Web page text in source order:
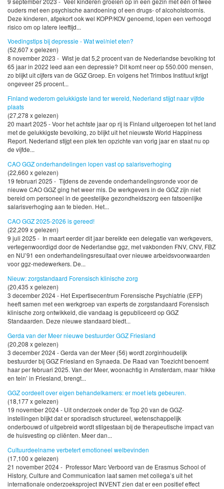
ouders met een psychische aandoening of een drugs- of alcoholstoornis.
Deze kinderen, afgekort ook wel KOPP/KOV genoemd, lopen een verhoogd
risico om op latere leeftijd...
Voedingstips bij depressie - Wat wel/niet eten?
(52,607 x gelezen)
8 november 2023 - Wist je dat 5,2 procent van de Nederlandse bevolking tot
65 jaar in 2022 leed aan een depressie? Dit komt neer op 550.000 mensen,
zo blijkt uit cijfers van de GGZ Groep. En volgens het Trimbos Instituut krijgt
ongeveer 25 procent...
Finland wederom gelukkigste land ter wereld, Nederland stijgt naar vijfde
plaats
(27,278 x gelezen)
20 maart 2025 - Voor het achtste jaar op rij is Finland uitgeroepen tot het land
met de gelukkigste bevolking, zo blijkt uit het nieuwste World Happiness
Report. Nederland stijgt een plek ten opzichte van vorig jaar en staat nu op
de vijfde...
CAO GGZ onderhandelingen lopen vast op salarisverhoging
(22,660 x gelezen)
19 februari 2025 - Tijdens de zevende onderhandelingsronde voor de
nieuwe CAO GGZ ging het weer mis. De werkgevers in de GGZ zijn niet
bereid om personeel in de geestelijke gezondheidszorg een fatsoenlijke
salarisverhoging aan te bieden. Het...
CAO GGZ 2025-2026 is gereed!
(22,209 x gelezen)
9 juli 2025 - In maart eerder dit jaar bereikte een delegatie van werkgevers,
vertegenwoordigd door de Nederlandse ggz, met vakbonden FNV, CNV, FBZ
en NU’91 een onderhandelingsresultaat over nieuwe arbeidsvoorwaarden
voor ggz-medewerkers. De...
Nieuw: zorgstandaard Forensisch klinische zorg
(20,435 x gelezen)
3 december 2024 - Het Expertisecentrum Forensische Psychiatrie (EFP)
heeft samen met een werkgroep van experts de zorgstandaard Forensisch
klinische zorg ontwikkeld, die vandaag is gepubliceerd op GGZ
Standaarden. Deze nieuwe standaard biedt...
Gerda van der Meer nieuwe bestuurder GGZ Friesland
(20,208 x gelezen)
3 december 2024 - Gerda van der Meer (56) wordt zorginhoudelijk
bestuurder bij GGZ Friesland en Synaeda. De Raad van Toezicht benoemt
haar per februari 2025. Van der Meer, woonachtig in Amsterdam, maar ‘hikke
en tein’ in Friesland, brengt...
GGZ oordeelt over eigen behandelkamers: er moet iets gebeuren.
(18,177 x gelezen)
19 november 2024 - Uit onderzoek onder de Top 20 van de GGZ-
instellingen blijkt dat er sporadisch structureel, wetenschappelijk
onderbouwd of uitgebreid wordt stilgestaan bij de therapeutische impact van
de huisvesting op cliënten. Meer dan...
Cultuurdeelname verbetert emotioneel welbevinden
(17,100 x gelezen)
21 november 2024 - Professor Marc Verboord van de Erasmus School of
History, Culture and Communication laat samen met collega’s uit het
internationale onderzoeksproject INVENT zien dat er een positief effect